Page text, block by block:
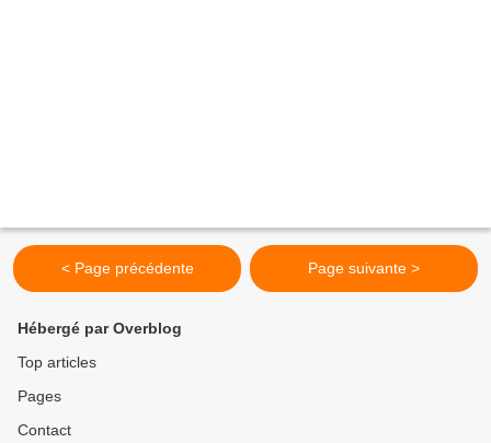
< Page précédente Page suivante >
Hébergé par Overblog
Top articles
Pages
Contact